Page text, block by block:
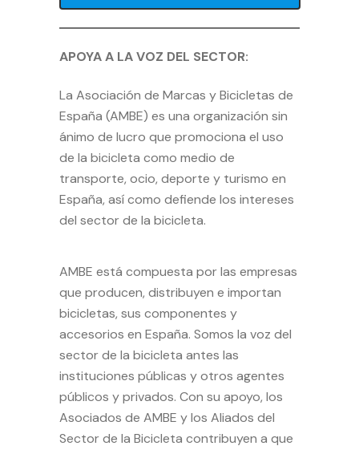
APOYA A LA VOZ DEL SECTOR:
La Asociación de Marcas y Bicicletas de
España (AMBE) es una organización sin
ánimo de lucro que promociona el uso
de la bicicleta como medio de
transporte, ocio, deporte y turismo en
España, así como defiende los intereses
del sector de la bicicleta.
AMBE está compuesta por las empresas
que producen, distribuyen e importan
bicicletas, sus componentes y
accesorios en España. Somos la voz del
sector de la bicicleta antes las
instituciones públicas y otros agentes
públicos y privados. Con su apoyo, los
Asociados de AMBE y los Aliados del
Sector de la Bicicleta contribuyen a que